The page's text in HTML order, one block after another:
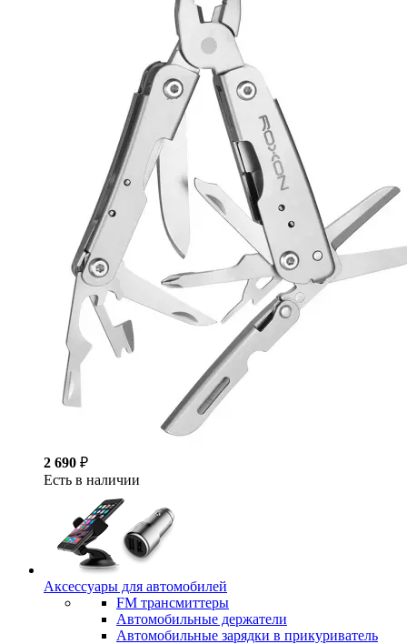
2 690 ₽
Есть в наличии
Аксессуары для автомобилей
FM трансмиттеры
Автомобильные держатели
Автомобильные зарядки в прикуриватель